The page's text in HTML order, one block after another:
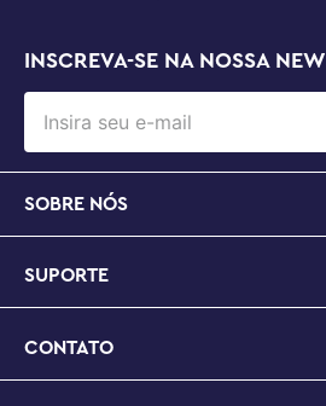
INSCREVA-SE NA NOSSA
SOBRE NÓS
SUPORTE
CONTATO